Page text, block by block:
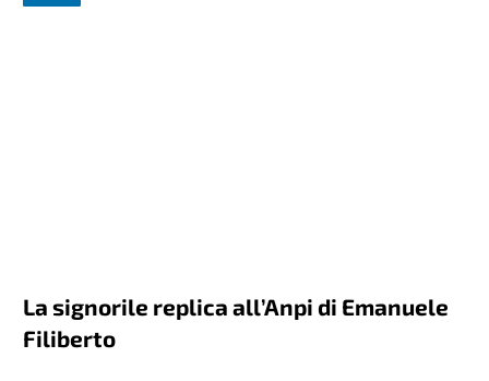
La signorile replica all’Anpi di Emanuele
Filiberto